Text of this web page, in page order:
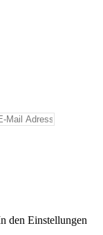
den Einstellungen